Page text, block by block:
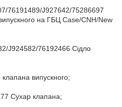
76191489/J927642/75286697
на ГБЦ Case/CNH/New
J924582/76192466 Сідло
випускного;
Сухар клапана;